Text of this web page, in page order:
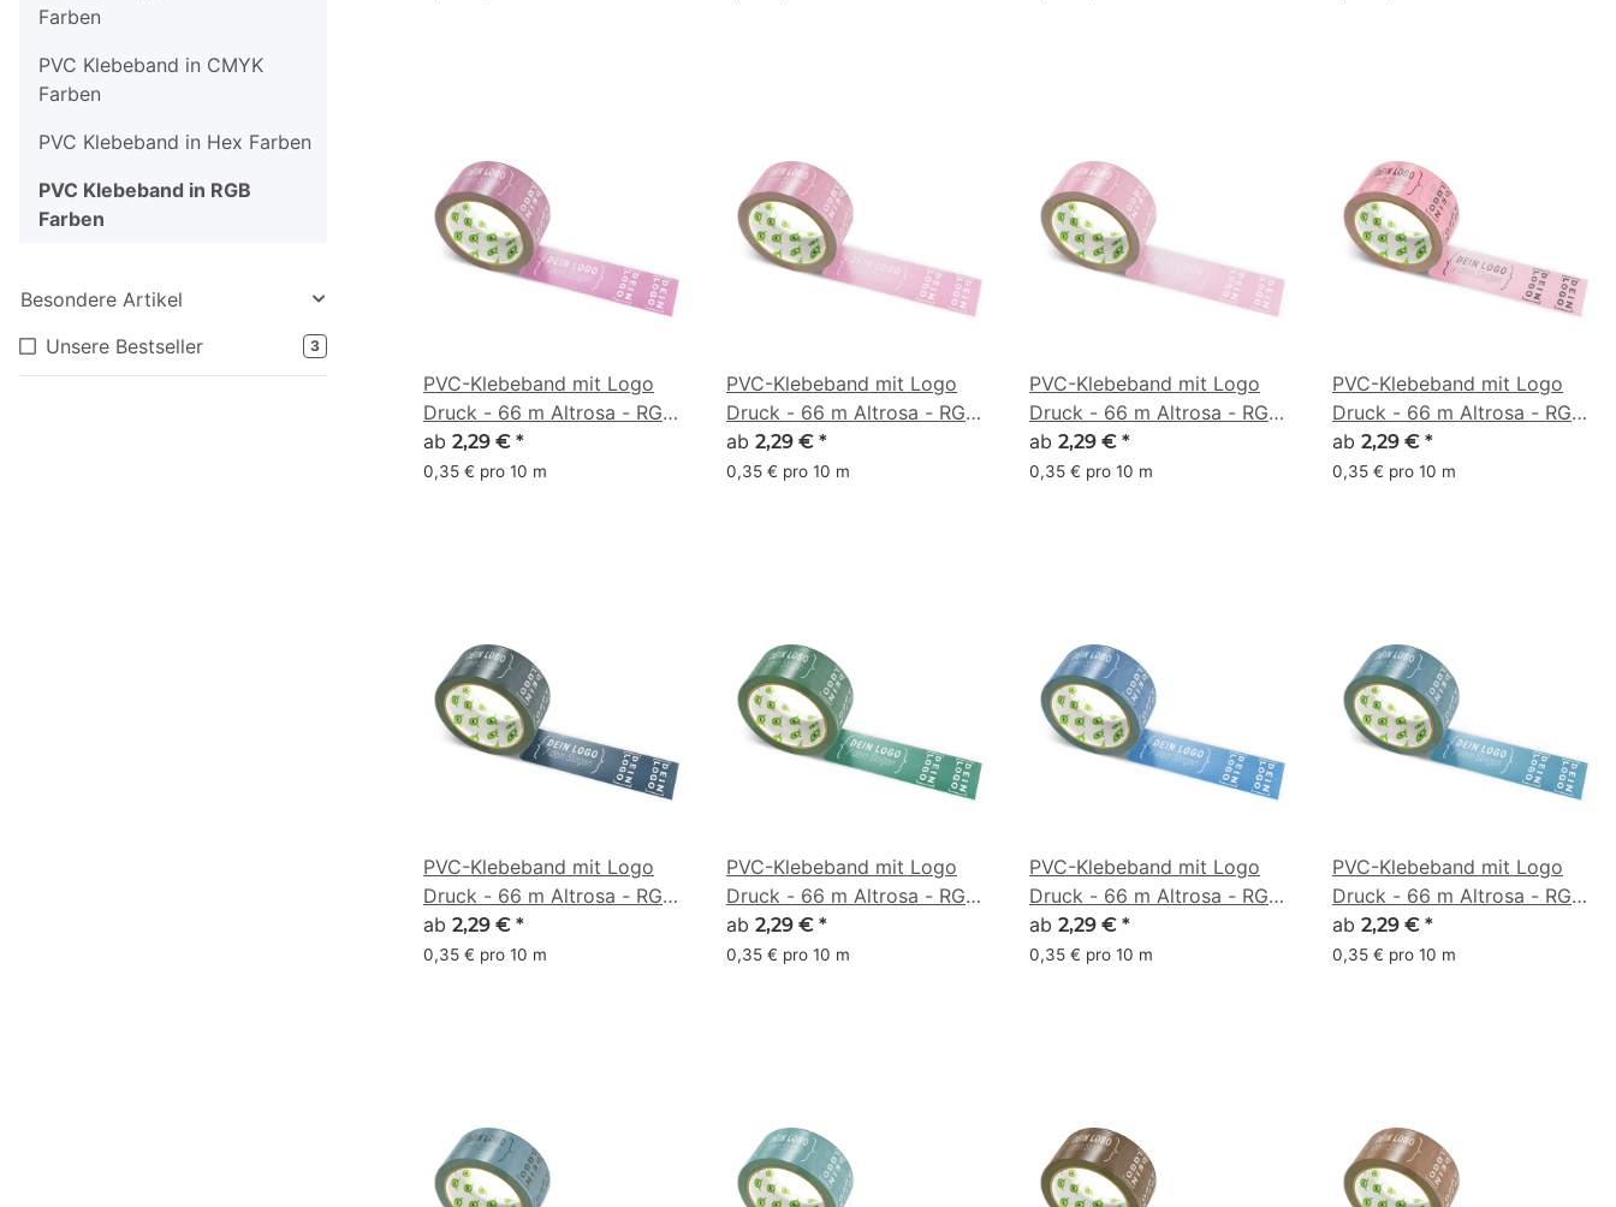
PVC-Klebeband mit Logo
Druck - 66 m Altrosa - RGB
(167, 99, 137)
ab 2,29 € *
0,35 € pro 10 m
PVC-Klebeband mit Logo
Druck - 66 m Altrosa - RGB
(201, 128, 158)
ab 2,29 € *
0,35 € pro 10 m
PVC-Klebeband mit Logo
Druck - 66 m Altrosa - RGB
(213, 146, 170)
ab 2,29 € *
0,35 € pro 10 m
PVC-Klebeband mit Logo
Druck - 66 m Altrosa - RGB
(248, 144, 165)
ab 2,29 € *
0,35 € pro 10 m
PVC-Klebeband mit Logo
Druck - 66 m Altrosa - RGB
(37, 55, 70)
ab 2,29 € *
0,35 € pro 10 m
PVC-Klebeband mit Logo
Druck - 66 m Altrosa - RGB
(40, 92, 77)
ab 2,29 € *
0,35 € pro 10 m
PVC-Klebeband mit Logo
Druck - 66 m Altrosa - RGB
(50, 98, 149)
ab 2,29 € *
0,35 € pro 10 m
PVC-Klebeband mit Logo
Druck - 66 m Altrosa - RGB
(52, 101, 127)
ab 2,29 € *
0,35 € pro 10 m
Farben
PVC Klebeband in CMYK
Farben
PVC Klebeband in Hex Farben
PVC Klebeband in RGB
Farben
Besondere Artikel
Unsere Bestseller
3